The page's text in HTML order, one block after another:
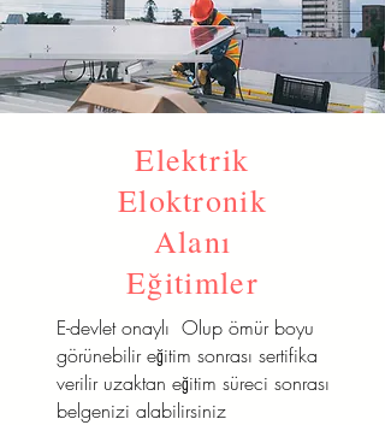
Elektrik
Eloktronik
Alanı
Eğitimler
E-devlet onaylı Olup ömür boyu
görünebilir eğitim sonrası sertifika
verilir uzaktan eğitim süreci sonrası
belgenizi alabilirsiniz